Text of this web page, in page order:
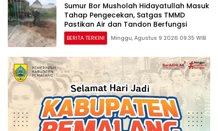
Sumur Bor Musholah Hidayatullah Masuk
Tahap Pengecekan, Satgas TMMD
Pastikan Air dan Tandon Berfungsi
BERITA TERKINI Minggu, Agustus 9 2026 09:35 WIB